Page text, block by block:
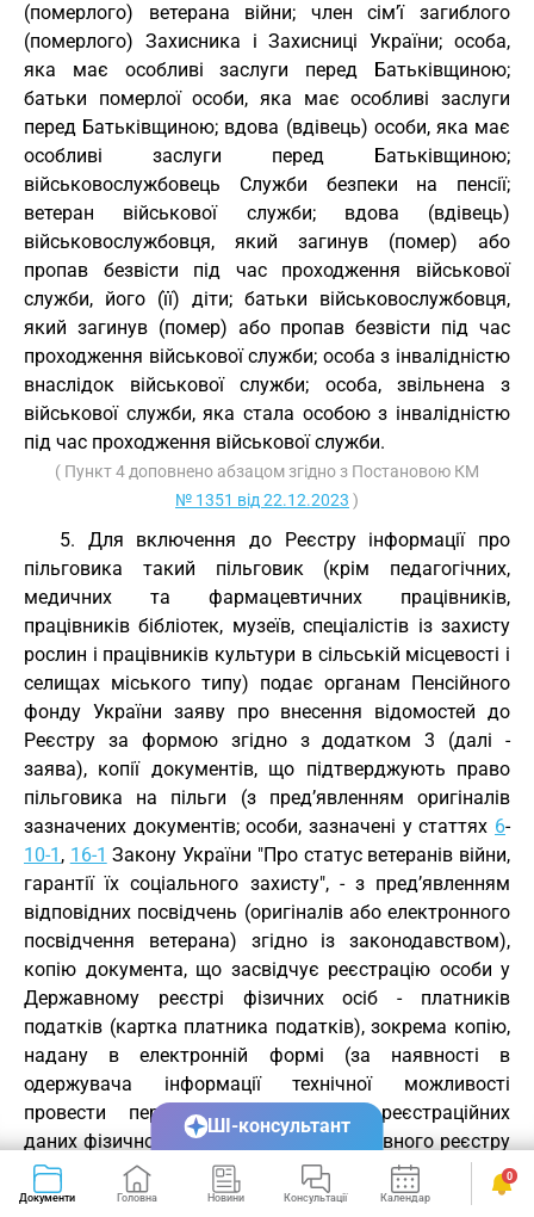
(померлого) ветерана війни; член сім’ї загиблого
(померлого) Захисника і Захисниці України; особа,
яка має особливі заслуги перед Батьківщиною;
батьки померлої особи, яка має особливі заслуги
перед Батьківщиною; вдова (вдівець) особи, яка має
особливі заслуги перед Батьківщиною;
військовослужбовець Служби безпеки на пенсії;
ветеран військової служби; вдова (вдівець)
військовослужбовця, який загинув (помер) або
пропав безвісти під час проходження військової
служби, його (її) діти; батьки військовослужбовця,
який загинув (помер) або пропав безвісти під час
проходження військової служби; особа з інвалідністю
внаслідок військової служби; особа, звільнена з
військової служби, яка стала особою з інвалідністю
під час проходження військової служби.
( Пункт 4 доповнено абзацом згідно з Постановою КМ
№ 1351 від 22.12.2023 )
5. Для включення до Реєстру інформації про
пільговика такий пільговик (крім педагогічних,
медичних та фармацевтичних працівників,
працівників бібліотек, музеїв, спеціалістів із захисту
рослин і працівників культури в сільській місцевості і
селищах міського типу) подає органам Пенсійного
фонду України заяву про внесення відомостей до
Реєстру за формою згідно з додатком 3 (далі -
заява), копії документів, що підтверджують право
пільговика на пільги (з пред’явленням оригіналів
зазначених документів; особи, зазначені у статтях 6-
10-1 , 16-1 Закону України "Про статус ветеранів війни,
гарантії їх соціального захисту", - з пред’явленням
відповідних посвідчень (оригіналів або електронного
посвідчення ветерана) згідно із законодавством),
копію документа, що засвідчує реєстрацію особи у
Державному реєстрі фізичних осіб - платників
податків (картка платника податків), зокрема копію,
надану в електронній формі (за наявності в
одержувача інформації технічної можливості
провести перевірку відповідності реєстраційних
даних фізичної особи за даними Державного реєстру
фізичних осіб - платників податків в електронній
формі інформаційно-комунікаційними засобами з
Документи Головна Новини Консультації Календар Сервіси
0
ШІ-консультант